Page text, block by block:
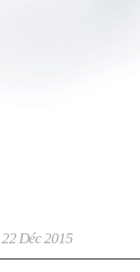
22 Déc 2015